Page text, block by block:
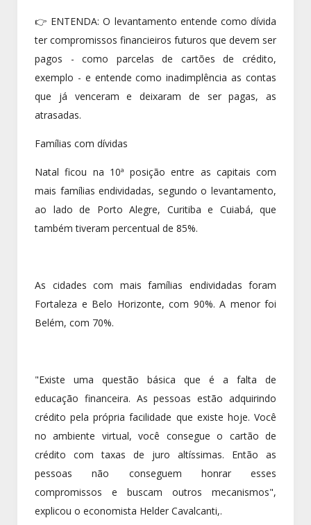
👉 ENTENDA: O levantamento entende como dívida
ter compromissos financieiros futuros que devem ser
pagos - como parcelas de cartões de crédito,
exemplo - e entende como inadimplência as contas
que já venceram e deixaram de ser pagas, as
atrasadas.
Famílias com dívidas
Natal ficou na 10ª posição entre as capitais com
mais famílias endividadas, segundo o levantamento,
ao lado de Porto Alegre, Curitiba e Cuiabá, que
também tiveram percentual de 85%.
As cidades com mais famílias endividadas foram
Fortaleza e Belo Horizonte, com 90%. A menor foi
Belém, com 70%.
"Existe uma questão básica que é a falta de
educação financeira. As pessoas estão adquirindo
crédito pela própria facilidade que existe hoje. Você
no ambiente virtual, você consegue o cartão de
crédito com taxas de juro altíssimas. Então as
pessoas não conseguem honrar esses
compromissos e buscam outros mecanismos",
explicou o economista Helder Cavalcanti,.